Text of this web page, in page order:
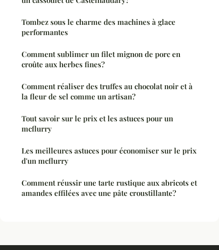
Tombez sous le charme des machines à glace
performantes
Comment sublimer un filet mignon de porc en
croûte aux herbes fines?
Comment réaliser des truffes au chocolat noir et à
la fleur de sel comme un artisan?
Tout savoir sur le prix et les astuces pour un
mcflurry
Les meilleures astuces pour économiser sur le prix
d'un mcflurry
Comment réussir une tarte rustique aux abricots et
amandes effilées avec une pâte croustillante?